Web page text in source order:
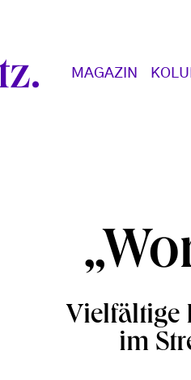
Main navigation
MAGAZIN
Vielfältige
im